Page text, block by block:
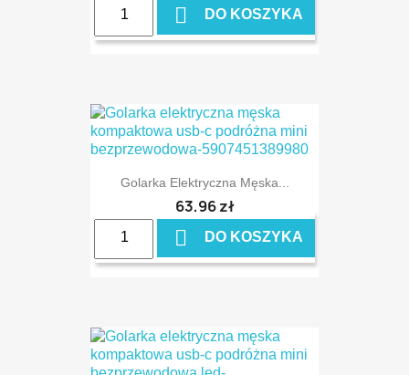
 DO KOSZYKA
Golarka Elektryczna Męska...
63,96 zł
 DO KOSZYKA